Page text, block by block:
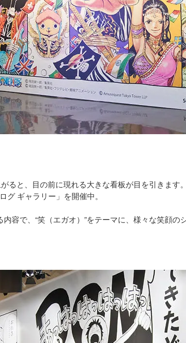
ると、目の前に現れる大きな看板が目を引きま
グ ギャラリー」を開催中。
容で、“笑（エガオ）”をテーマに、様々な笑顔の